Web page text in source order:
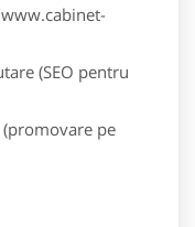
(SEO pentru
pe